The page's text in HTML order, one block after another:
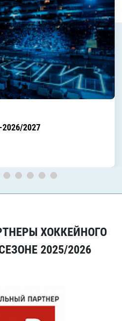
2027
ХОККЕЙНОГО
2025/2026